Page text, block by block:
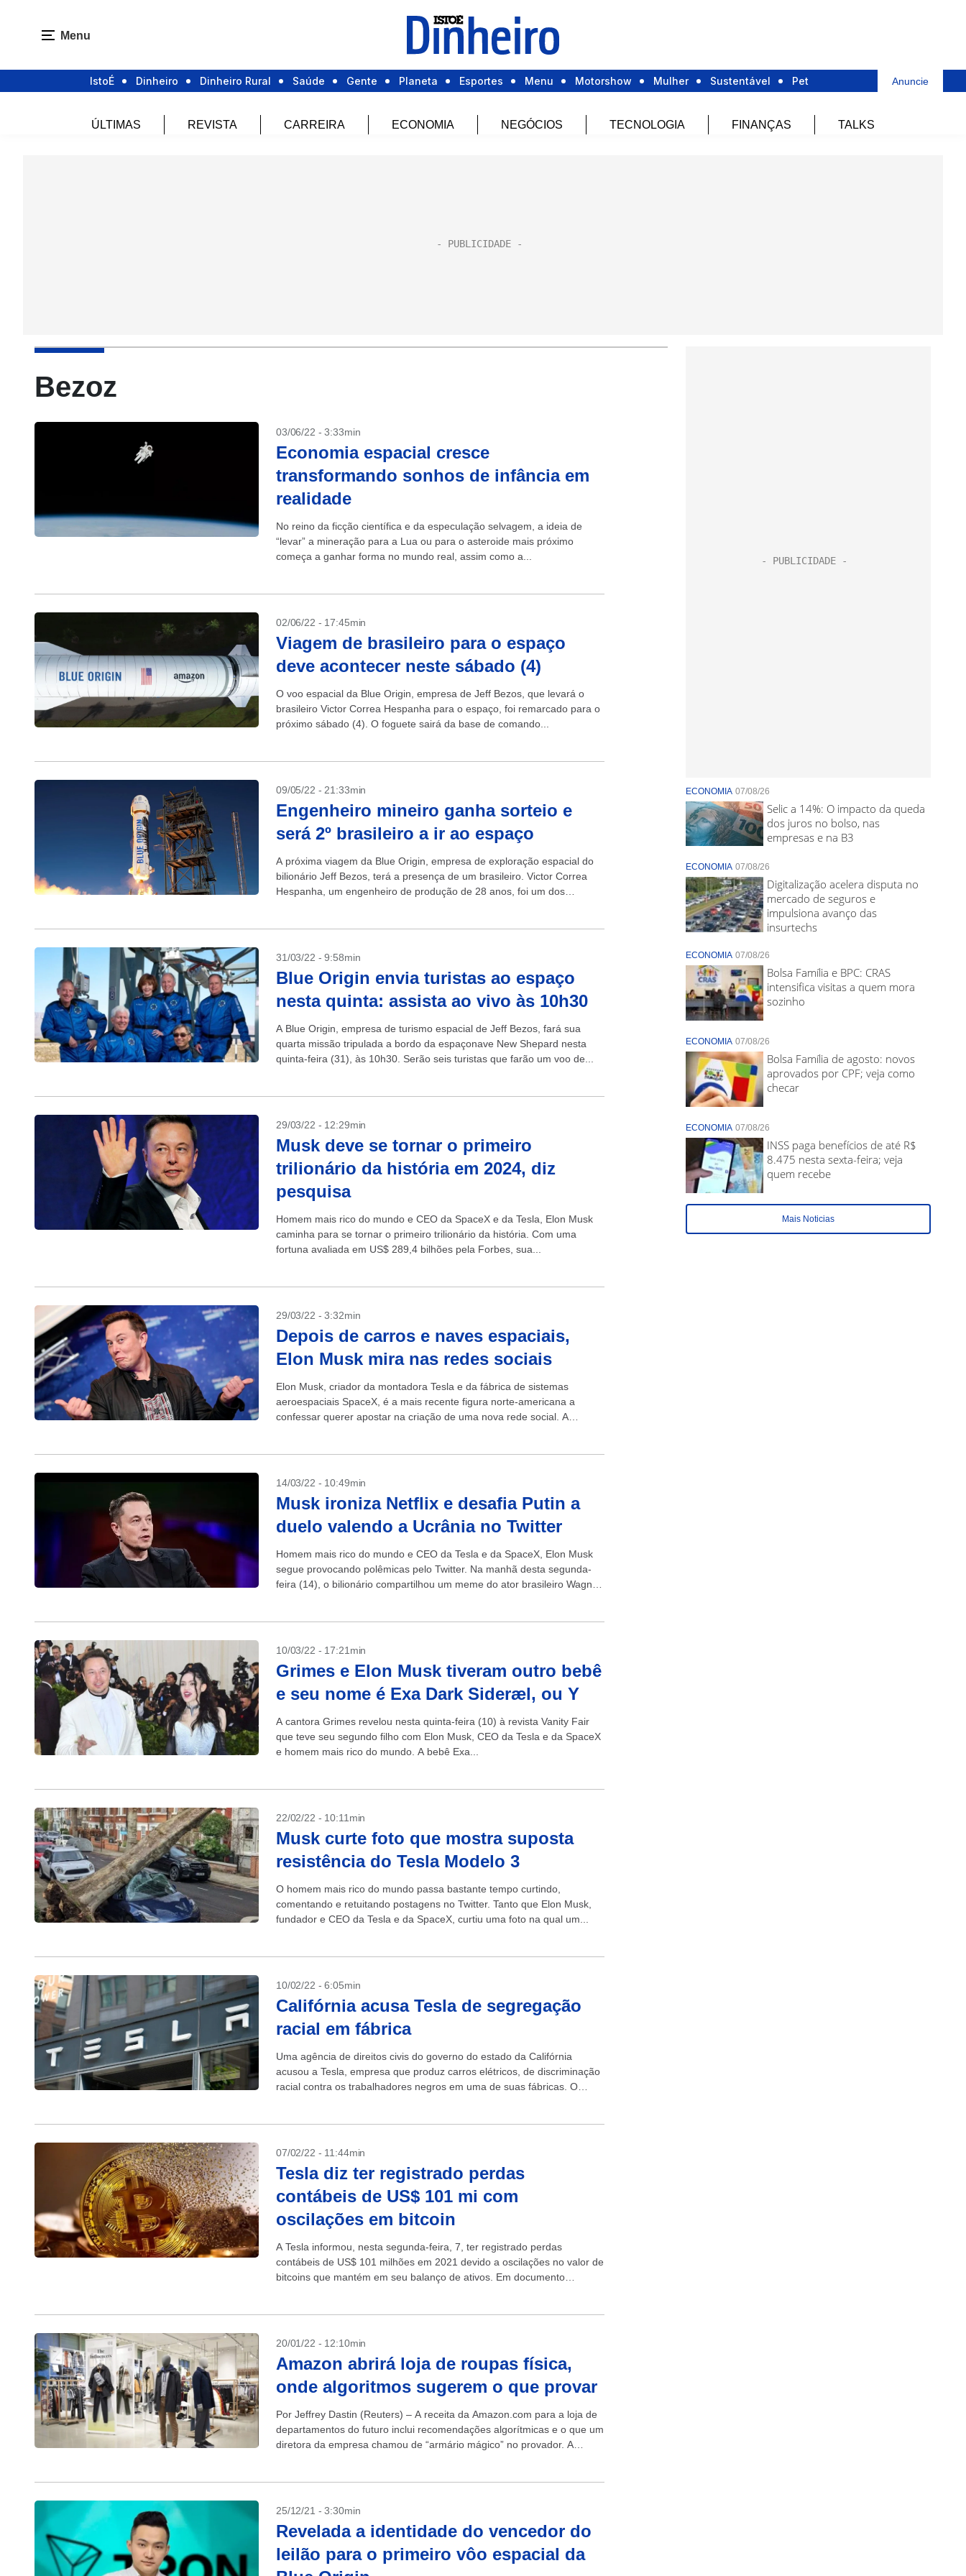
Menu
IstoÉ Dinheiro Dinheiro Rural Saúde Gente Planeta Esportes Menu Motorshow Mulher Sustentável Pet Anuncie
ÚLTIMAS REVISTA CARREIRA ECONOMIA NEGÓCIOS TECNOLOGIA FINANÇAS TALKS
Bezoz
03/06/22 - 3:33min
Economia espacial cresce
transformando sonhos de infância em
realidade
No reino da ficção científica e da especulação selvagem, a ideia de
“levar” a mineração para a Lua ou para o asteroide mais próximo
começa a ganhar forma no mundo real, assim como a...
02/06/22 - 17:45min
Viagem de brasileiro para o espaço
deve acontecer neste sábado (4)
O voo espacial da Blue Origin, empresa de Jeff Bezos, que levará o
brasileiro Victor Correa Hespanha para o espaço, foi remarcado para o
próximo sábado (4). O foguete sairá da base de comando...
09/05/22 - 21:33min
Engenheiro mineiro ganha sorteio e
será 2º brasileiro a ir ao espaço
A próxima viagem da Blue Origin, empresa de exploração espacial do
bilionário Jeff Bezos, terá a presença de um brasileiro. Victor Correa
Hespanha, um engenheiro de produção de 28 anos, foi um dos
31/03/22 - 9:58min
Blue Origin envia turistas ao espaço
nesta quinta: assista ao vivo às 10h30
A Blue Origin, empresa de turismo espacial de Jeff Bezos, fará sua
quarta missão tripulada a bordo da espaçonave New Shepard nesta
quinta-feira (31), às 10h30. Serão seis turistas que farão um voo de...
29/03/22 - 12:29min
Musk deve se tornar o primeiro
trilionário da história em 2024, diz
pesquisa
Homem mais rico do mundo e CEO da SpaceX e da Tesla, Elon Musk
caminha para se tornar o primeiro trilionário da história. Com uma
fortuna avaliada em US$ 289,4 bilhões pela Forbes, sua...
29/03/22 - 3:32min
Depois de carros e naves espaciais,
Elon Musk mira nas redes sociais
Elon Musk, criador da montadora Tesla e da fábrica de sistemas
aeroespaciais SpaceX, é a mais recente figura norte-americana a
confessar querer apostar na criação de uma nova rede social. A
14/03/22 - 10:49min
Musk ironiza Netflix e desafia Putin a
duelo valendo a Ucrânia no Twitter
Homem mais rico do mundo e CEO da Tesla e da SpaceX, Elon Musk
segue provocando polêmicas pelo Twitter. Na manhã desta segunda-
feira (14), o bilionário compartilhou um meme do ator brasileiro Wagner
10/03/22 - 17:21min
Grimes e Elon Musk tiveram outro bebê
e seu nome é Exa Dark Sideræl, ou Y
A cantora Grimes revelou nesta quinta-feira (10) à revista Vanity Fair
que teve seu segundo filho com Elon Musk, CEO da Tesla e da SpaceX
e homem mais rico do mundo. A bebê Exa...
22/02/22 - 10:11min
Musk curte foto que mostra suposta
resistência do Tesla Modelo 3
O homem mais rico do mundo passa bastante tempo curtindo,
comentando e retuitando postagens no Twitter. Tanto que Elon Musk,
fundador e CEO da Tesla e da SpaceX, curtiu uma foto na qual um...
10/02/22 - 6:05min
Califórnia acusa Tesla de segregação
racial em fábrica
Uma agência de direitos civis do governo do estado da Califórnia
acusou a Tesla, empresa que produz carros elétricos, de discriminação
racial contra os trabalhadores negros em uma de suas fábricas. O
07/02/22 - 11:44min
Tesla diz ter registrado perdas
contábeis de US$ 101 mi com
oscilações em bitcoin
A Tesla informou, nesta segunda-feira, 7, ter registrado perdas
contábeis de US$ 101 milhões em 2021 devido a oscilações no valor de
bitcoins que mantém em seu balanço de ativos. Em documento
20/01/22 - 12:10min
Amazon abrirá loja de roupas física,
onde algoritmos sugerem o que provar
Por Jeffrey Dastin (Reuters) – A receita da Amazon.com para a loja de
departamentos do futuro inclui recomendações algorítmicas e o que um
diretora da empresa chamou de “armário mágico” no provador. A
25/12/21 - 3:30min
Revelada a identidade do vencedor do
leilão para o primeiro vôo espacial da
ECONOMIA 07/08/26
Selic a 14%: O impacto da queda
dos juros no bolso, nas
empresas e na B3
ECONOMIA 07/08/26
Digitalização acelera disputa no
mercado de seguros e
impulsiona avanço das
insurtechs
ECONOMIA 07/08/26
Bolsa Família e BPC: CRAS
intensifica visitas a quem mora
sozinho
ECONOMIA 07/08/26
Bolsa Família de agosto: novos
aprovados por CPF; veja como
checar
ECONOMIA 07/08/26
INSS paga benefícios de até R$
8.475 nesta sexta-feira; veja
quem recebe
Mais Noticias